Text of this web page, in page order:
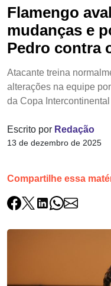
Flamengo
mudanças e
Pedro contra
Atacante treina
alterações na equipe
da Copa Intercontinental
Escrito por Redação
13 de dezembro de 2025
Compartilhe essa